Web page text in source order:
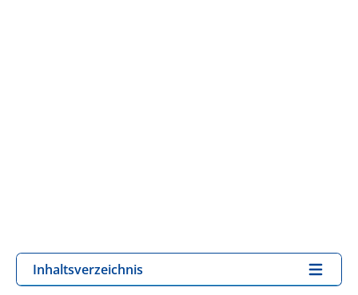
Inhaltsverzeichnis